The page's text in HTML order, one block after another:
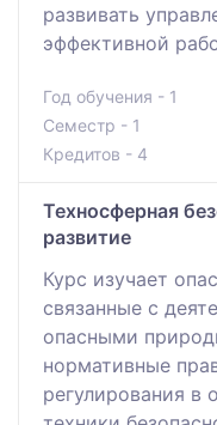
развивать
эффективной
Год обучения - 1
Семестр - 1
Кредитов - 4
Техносферная
развитие
Курс изучает
связанные с
опасными
нормативные
регулирования в